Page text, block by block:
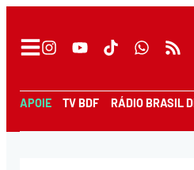
APOIE TV BDF RÁDIO BRASIL